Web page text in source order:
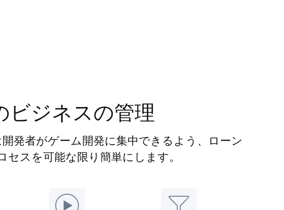
ビジネスの管理
発者がゲーム開発に集中できるよう、ローン
セスを可能な限り簡単にします。